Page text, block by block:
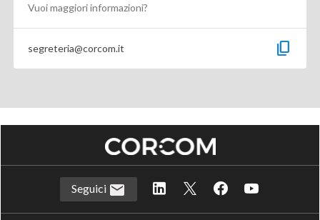
Vuoi maggiori informazioni?
segreteria@corcom.it content_copy
Seguici